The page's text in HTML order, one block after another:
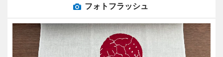
フォトフラッシュ